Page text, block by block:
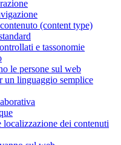
(content type)
e tassonomie
le persone sul web
un linguaggio semplice
localizzazione dei contenuti